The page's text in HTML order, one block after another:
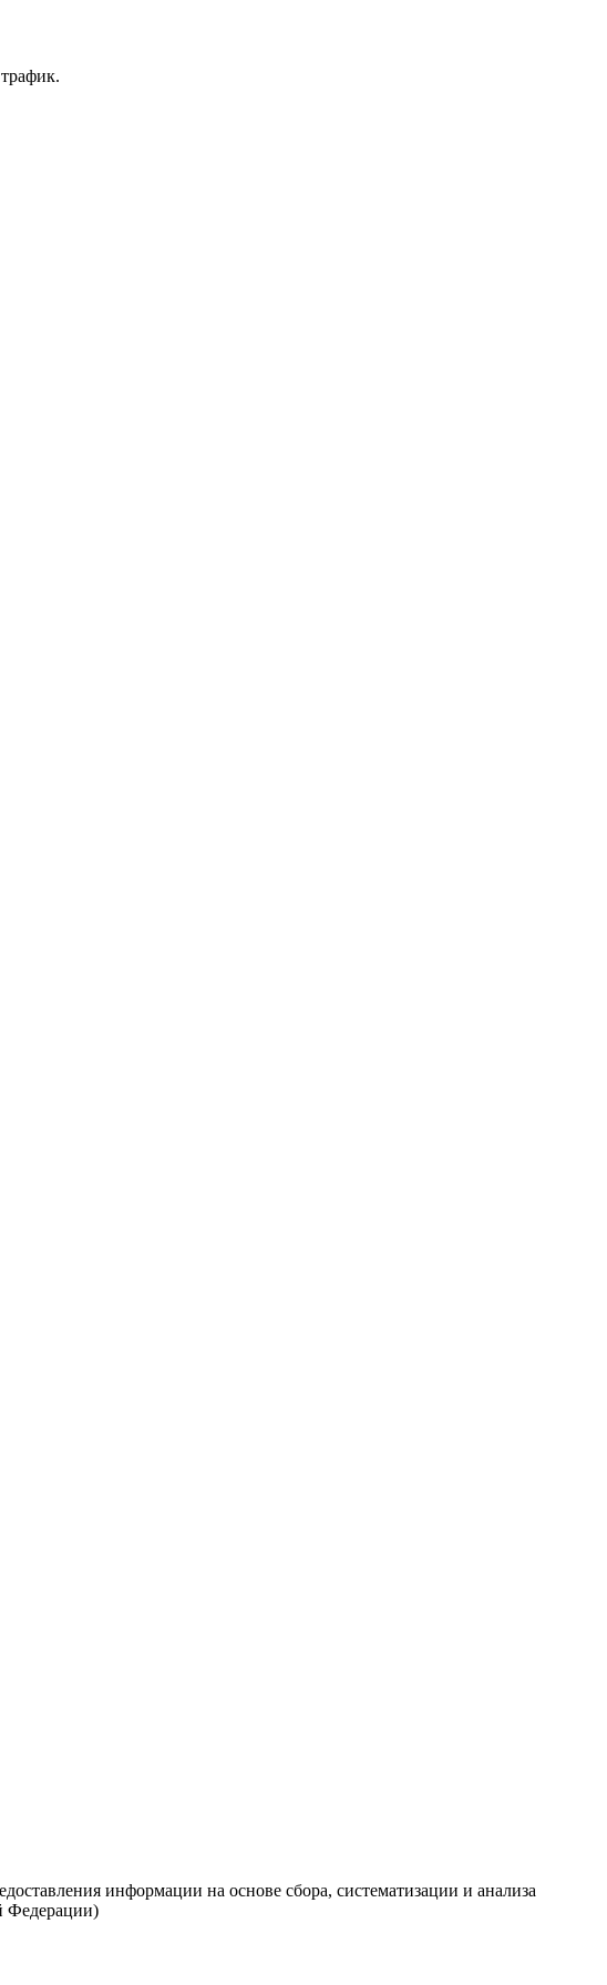
информации на основе сбора, систематизации и анализа
Федерации)